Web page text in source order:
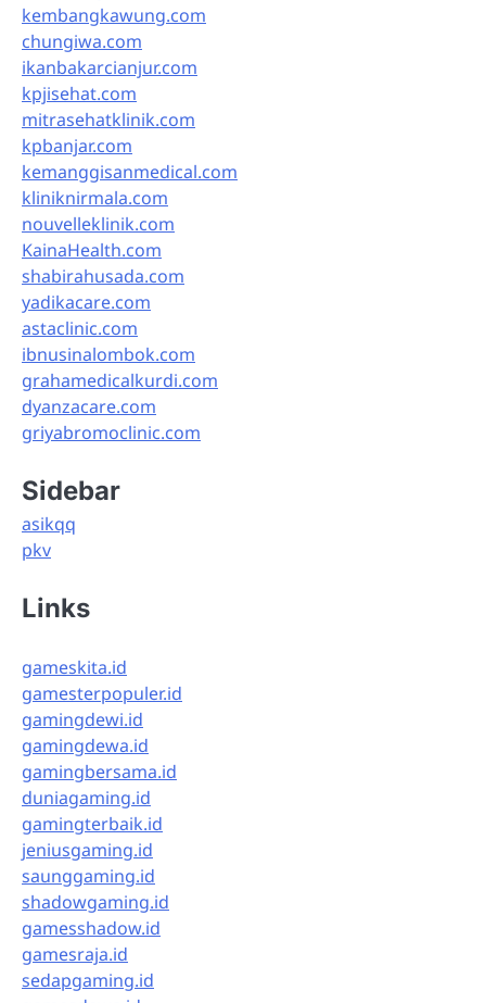
kembangkawung.com
chungiwa.com
ikanbakarcianjur.com
kpjisehat.com
mitrasehatklinik.com
kpbanjar.com
kemanggisanmedical.com
kliniknirmala.com
nouvelleklinik.com
KainaHealth.com
shabirahusada.com
yadikacare.com
astaclinic.com
ibnusinalombok.com
grahamedicalkurdi.com
dyanzacare.com
griyabromoclinic.com
Sidebar
asikqq
pkv
Links
gameskita.id
gamesterpopuler.id
gamingdewi.id
gamingdewa.id
gamingbersama.id
duniagaming.id
gamingterbaik.id
jeniusgaming.id
saunggaming.id
shadowgaming.id
gamesshadow.id
gamesraja.id
sedapgaming.id